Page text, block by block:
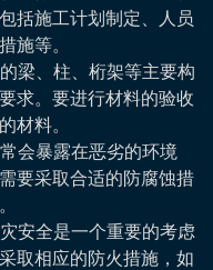
括施工计划制定、人员
施等。
梁、柱、桁架等主要构
求。要进行材料的验收
材料。
会暴露在恶劣的环境
要采取合适的防腐蚀措
安全是一个重要的考虑
取相应的防火措施，如